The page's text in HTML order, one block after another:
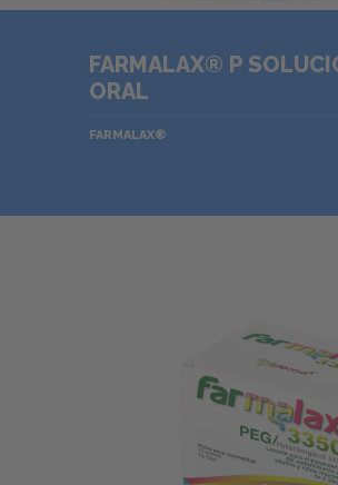
FARMALAX® P
ORAL
FARMALAX®